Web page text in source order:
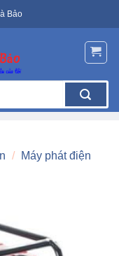
Bảo
/
Máy phát điện